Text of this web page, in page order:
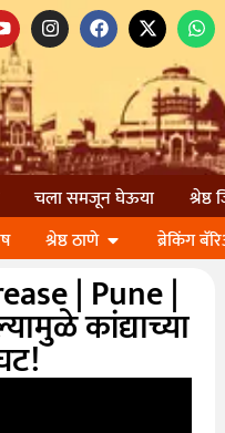
चला समजून घेऊया
श्रेष्ठ
श्रेष्ठ ठाणे ब्रेकिंग
| Pune |
कांद्याच्या